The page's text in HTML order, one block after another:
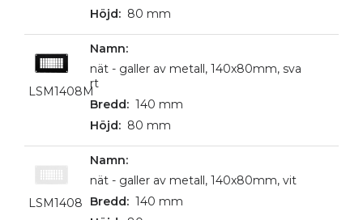
80 mm
LSM1408M
nät - galler av metall, 140x80mm, sva
rt
140 mm
80 mm
LSM1408
nät - galler av metall, 140x80mm, vit
140 mm